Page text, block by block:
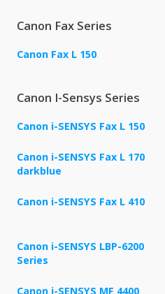
Canon Fax Series
Canon Fax L 150
Canon I-Sensys Series
Canon i-SENSYS Fax L 150
Canon i-SENSYS Fax L 170
darkblue
Canon i-SENSYS Fax L 410
Canon i-SENSYS LBP-6200
Series
Canon i-SENSYS MF 4400